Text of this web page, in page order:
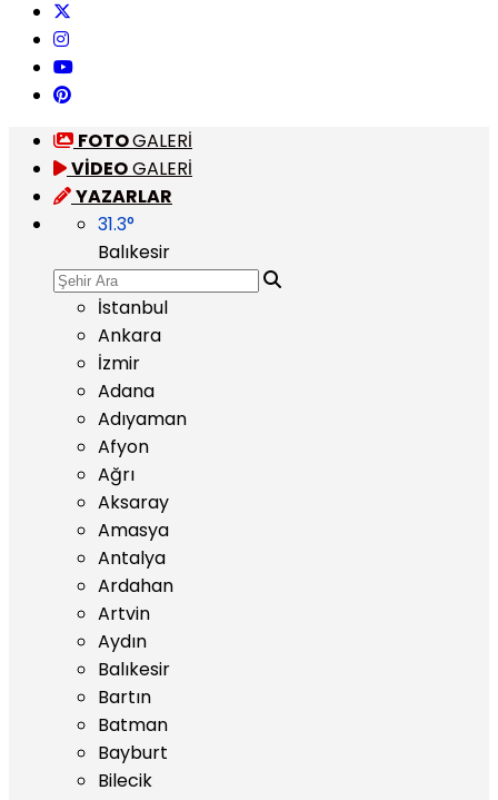
FOTOGALERİ
VİDEOGALERİ
YAZARLAR
31.3°
Balıkesir
İstanbul
Ankara
İzmir
Adana
Adıyaman
Afyon
Ağrı
Aksaray
Amasya
Antalya
Ardahan
Artvin
Aydın
Balıkesir
Bartın
Batman
Bayburt
Bilecik